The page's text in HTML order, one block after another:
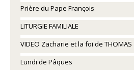
Prière du Pape François
LITURGIE FAMILIALE
VIDEO Zacharie et la foi de THOMAS
Lundi de Pâques